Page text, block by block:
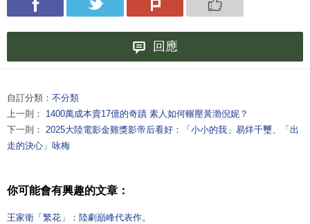
回應
自訂分類： 不分類
上一則： 1400萬成本賣17億的奇蹟 素人如何輾壓黃渤倪妮？
下一則： 2025大陸電影金雞獎影帝后看好：「小小的我」易烊千璽、「出
走的決心」咏梅
你可能會有興趣的文章：
王家衛「繁花」：陸劇巔峰代表作。